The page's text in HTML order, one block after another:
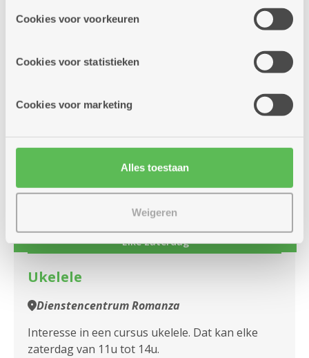
informatie over jouw (geanonimiseerd) gebruik van onze
partners kunnen deze gegevens combineren met andere
Cookies voor voorkeuren
Cookies voor statistieken
Cookies voor marketing
Alles toestaan
Weigeren
een rustige, groene omgeving. Fijn gezelschap,
Meer info
zaterdag
22
augustus
11u
-
13u30
Elke zaterdag
Ukelele
Dienstencentrum Romanza
Interesse in een cursus ukelele. Dat kan elke
zaterdag van 11u tot 14u.